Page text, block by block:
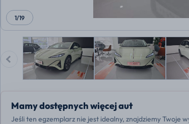
1/19
Mamy dostępnych więcej aut
Jeśli ten egzemplarz nie jest idealny, znajdziemy